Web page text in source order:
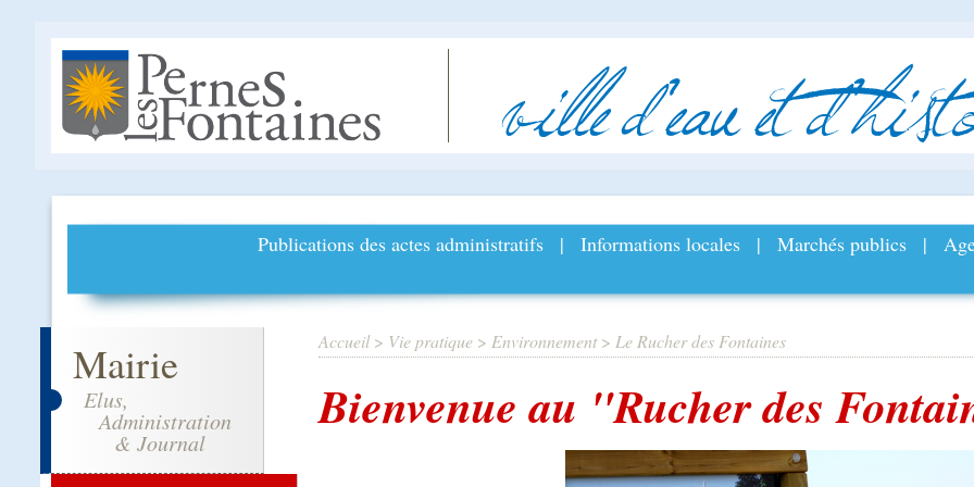
villed’eauetd’
Publications des actes administratifs | Informations locales | Marchés publics |
Mairie
Elus,
Administration
& Journal
Accueil> Vie pratique> Environnement> Le Rucher des Fontaines
Bienvenue au "Rucher des